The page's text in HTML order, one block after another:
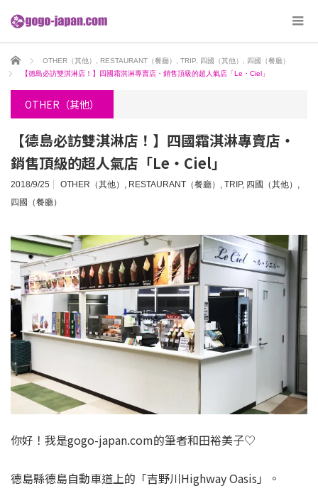
ホーム OTHER（其他） RESTAURANT（餐廳） TRIP 四國（其他）
四國（餐廳）
【德島必訪雙淇淋店！】四國霜淇淋專賣店・銷售頂級的超人氣店「Le・Ciel」
OTHER（其他）
【德島必訪雙淇淋店！】四國霜淇淋專賣店・
銷售頂級的超人氣店「Le・Ciel」
2018/9/25 OTHER（其他） , RESTAURANT（餐廳） , TRIP, 四國（其他） ,
四國（餐廳）
你好！我是gogo-japan.com的筆者和田裕美子♡
德島縣德島自動車道上的「吉野川Highway Oasis」。